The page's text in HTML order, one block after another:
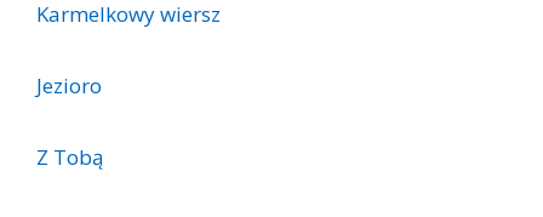
Karmelkowy wiersz
Jezioro
Z Tobą